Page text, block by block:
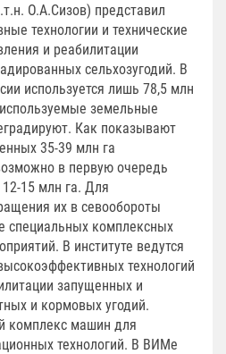
О.А.Сизов) представил
технологии и технические
и реабилитации
сельхозугодий. В
используется лишь 78,5 млн
земельные
Как показывают
35-39 млн га
в первую очередь
15 млн га. Для
их в севообороты
специальных комплексных
В институте ведутся
технологий
запущенных и
и кормовых угодий.
комплекс машин для
технологий. В ВИМе